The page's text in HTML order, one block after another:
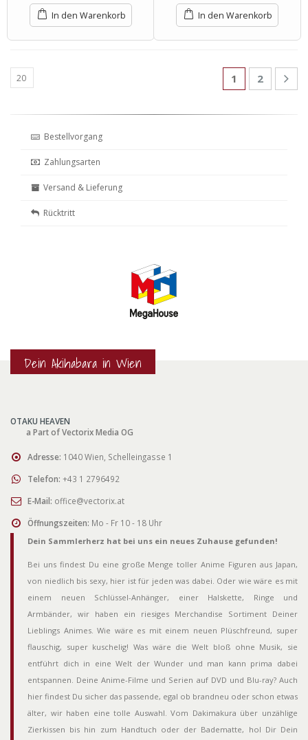
In den Warenkorb In den Warenkorb
1 2
Bestellvorgang
Zahlungsarten
Versand & Lieferung
Rücktritt
Dein Akihabara in Wien
OTAKU HEAVEN
a Part of Vectorix Media OG
Adresse: 1040 Wien, Schelleingasse 1
Telefon: +43 1 2796492
E-Mail: office@vectorix.at
Öffnungszeiten: Mo - Fr 10 - 18 Uhr
Dein Sammlerherz hat bei uns ein neues Zuhause gefunden!
Bei uns findest Du eine große Menge toller Anime Figuren aus Japan,
von niedlich bis sexy, hier ist für jeden was dabei. Oder wie wäre es mit
einem neuen Schlüssel-Anhänger, einer Halskette, Ringe und
Armbänder, wir haben ein riesiges Merchandise Sortiment Deiner
Lieblings Animes. Wie wäre es mit einem neuen Plüschfreund, super
flauschig, super kuschelig! Was wäre die Welt bloß ohne Musik, sie
entführt dich in eine Welt der Wunder und man kann prima dabei
entspannen. Deine Anime-Filme und Serien auf DVD und Blu-ray? Auch
hier findest Du sicher das passende, egal ob brandneu oder schon etwas
älter, wir haben eine tolle Auswahl. Vom Dakimakura über unzählige
Zierkissen bis hin zum Handtuch oder der Badematte, hol Dir Dein